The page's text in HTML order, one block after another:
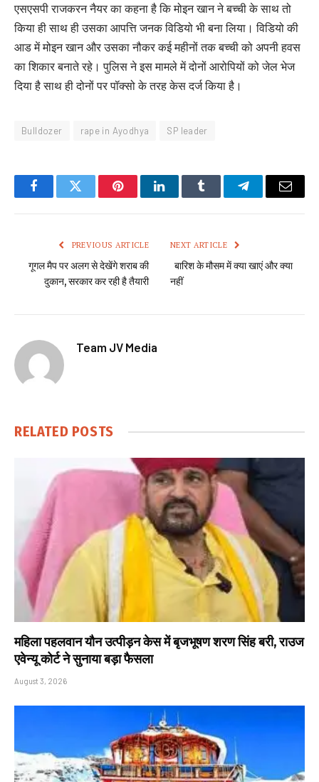
एसएसपी राजकरन नैयर का कहना है कि मोइन खान ने बच्ची के साथ तो
किया ही साथ ही उसका आपत्ति जनक विडियो भी बना लिया। विडियो की
आड में मोइन खान और उसका नौकर कई महीनों तक बच्ची को अपनी हवस
का शिकार बनाते रहे। पुलिस ने इस मामले में दोनों आरोपियों को जेल भेज
दिया है साथ ही दोनों पर पॉक्सो के तरह केस दर्ज किया है।
Bulldozer rape in Ayodhya SP leader
FacebookTwitter PinterestLinkedInTumblr TelegramEmail
PREVIOUS ARTICLE
गूगल मैप पर अलग से देखेंगे शराब की
दुकान, सरकार कर रही है तैयारी
NEXT ARTICLE
बारिश के मौसम में क्या खाएं और क्या
नहीं
Team JV Media
RELATED POSTS
महिला पहलवान यौन उत्पीड़न केस में बृजभूषण शरण सिंह बरी, राउज
एवेन्यू कोर्ट ने सुनाया बड़ा फैसला
August 3, 2026